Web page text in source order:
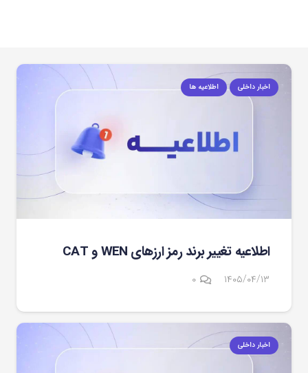
اخبار داخلی اطلاعیه ها
اطلاعیه تغییر برند رمز ارزهای WEN و CAT
۱۴۰۵/۰۴/۱۳ ۰
اخبار داخلی